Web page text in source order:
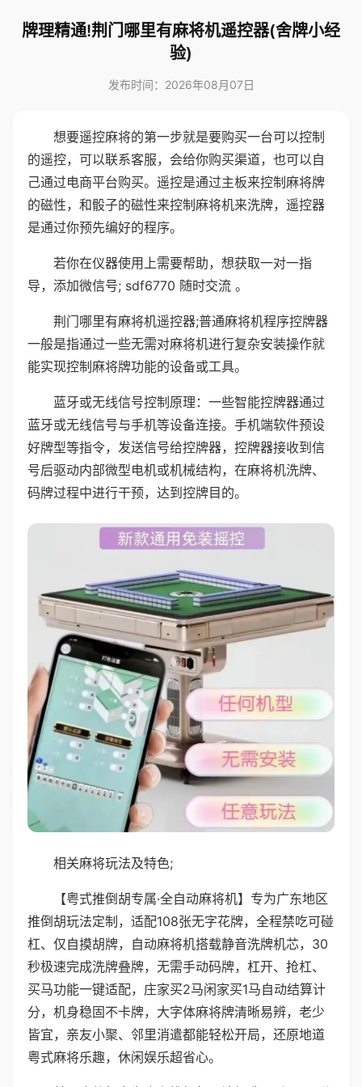
牌理精通!荆门哪里有麻将机遥控器(舍牌小经
验)
发布时间：2026年08月07日
想要遥控麻将的第一步就是要购买一台可以控制
的遥控，可以联系客服，会给你购买渠道，也可以自
己通过电商平台购买。遥控是通过主板来控制麻将牌
的磁性，和骰子的磁性来控制麻将机来洗牌，遥控器
是通过你预先编好的程序。
若你在仪器使用上需要帮助，想获取一对一指
导，添加微信号; sdf6770 随时交流 。
荆门哪里有麻将机遥控器;普通麻将机程序控牌器
一般是指通过一些无需对麻将机进行复杂安装操作就
能实现控制麻将牌功能的设备或工具。
蓝牙或无线信号控制原理：一些智能控牌器通过
蓝牙或无线信号与手机等设备连接。手机端软件预设
好牌型等指令，发送信号给控牌器，控牌器接收到信
号后驱动内部微型电机或机械结构，在麻将机洗牌、
码牌过程中进行干预，达到控牌目的。
相关麻将玩法及特色;
【粤式推倒胡专属·全自动麻将机】专为广东地区
推倒胡玩法定制，适配108张无字花牌，全程禁吃可碰
杠、仅自摸胡牌，自动麻将机搭载静音洗牌机芯，30
秒极速完成洗牌叠牌，无需手动码牌，杠开、抢杠、
买马功能一键适配，庄家买2马闲家买1马自动结算计
分，机身稳固不卡牌，大字体麻将牌清晰易辨，老少
皆宜，亲友小聚、邻里消遣都能轻松开局，还原地道
粤式麻将乐趣，休闲娱乐超省心。